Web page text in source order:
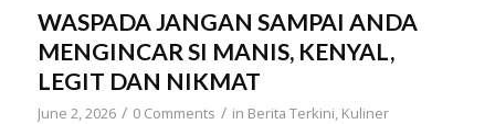
WASPADA JANGAN SAMPAI ANDA
MENGINCAR SI MANIS, KENYAL,
LEGIT DAN NIKMAT
June 2, 2026 / 0 Comments / in Berita Terkini, Kuliner